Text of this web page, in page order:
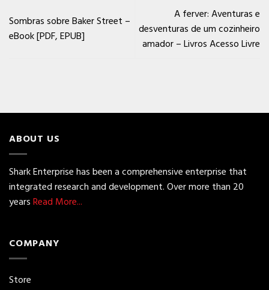
Sombras sobre Baker Street –
eBook [PDF, EPUB]
A ferver: Aventuras e
desventuras de um cozinheiro
amador – Livros Acesso Livre
ABOUT US
Shark Enterprise has been a comprehensive enterprise that
integrated research and development. Over more than 20
yearsRead More...
COMPANY
Store